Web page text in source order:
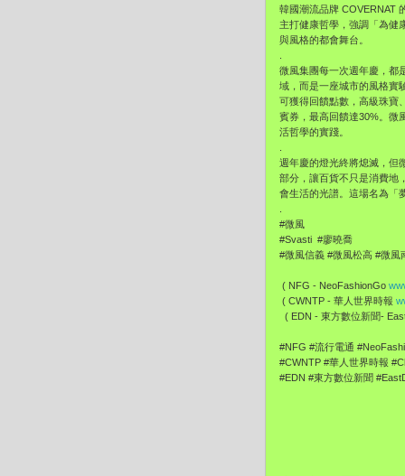
韓國潮流品牌 COVERNAT
主打健康哲學，強調「為健
與風格的都會舞台。
微風集團每一次週年慶，都
域，而是一座城市的風格實
可獲得回饋點數，高級珠寶
賓券，最高回饋達30%。微
活哲學的實踐。
週年慶的燈光終將熄滅，但
部分，讓百貨不只是消費地
會生活的光譜。這場名為「
#微風
#Svasti #廖曉喬
#微風信義 #微風松高 #微風
( NFG - NeoFashionGo
( CWNTP - 華人世界時報
( EDN - 東方數位新聞-
#NFG #流行電通
#CWNTP #華人世界時報
#EDN #東方數位新聞